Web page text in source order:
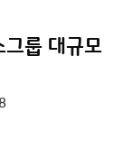
그룹 대규모